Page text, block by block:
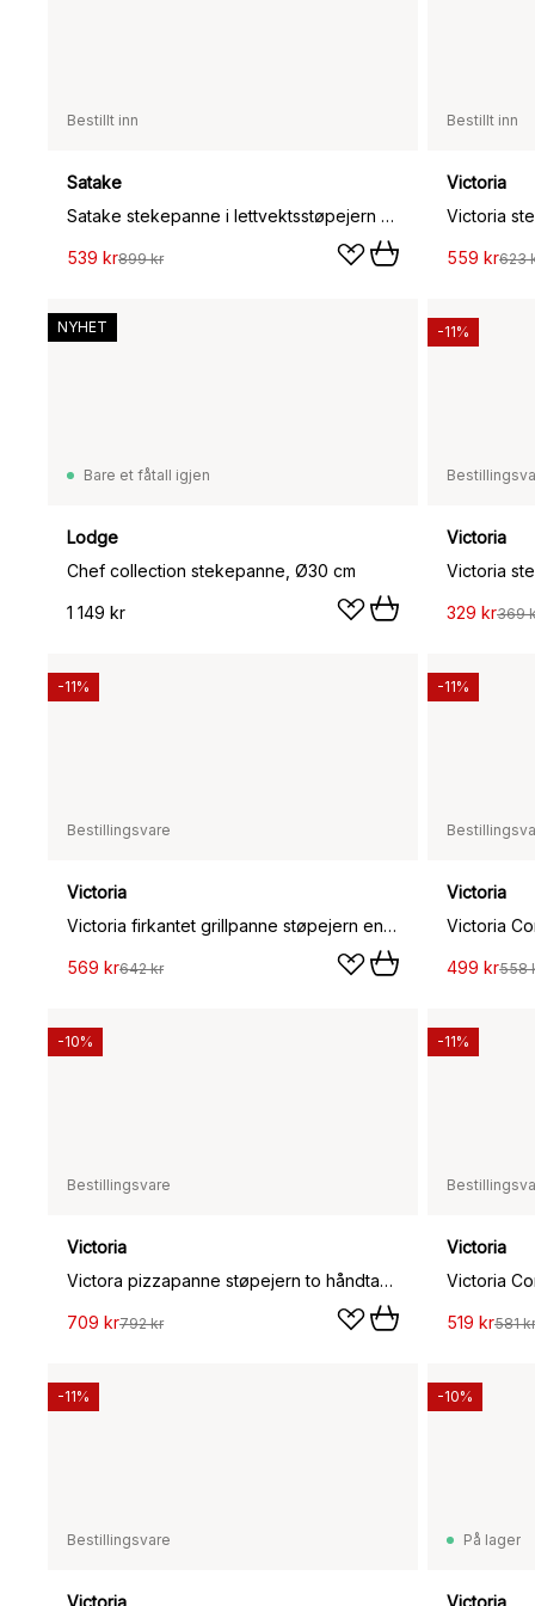
Bestillt inn
Satake
Satake stekepanne i lettvektsstøpejern keramisk, 28 cm
539 kr899 kr
Bestillt inn
Victoria
559 kr623
Bare et fåtall igjen
Lodge
Chef collection stekepanne, Ø30 cm
1 149 kr
NYHET
Victoria
329 kr369
-11%
Bestillingsvare
Victoria
Victoria firkantet grillpanne støpejern enameled, 44,1x28,4 cm
569 kr642 kr
-11%
Victoria
499 kr558
-11%
Bestillingsvare
Victoria
Victora pizzapanne støpejern to håndtak emaljert, Ø38 cm
709 kr792 kr
-10%
Victoria
519 kr581 kr
-11%
Bestillingsvare
Victoria
-11%
På lager
Victoria
-10%